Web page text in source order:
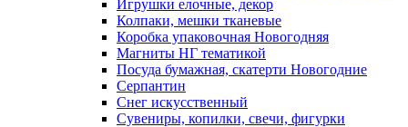
Игрушки елочные, декор
Колпаки, мешки тканевые
Коробка упаковочная Новогодняя
Магниты НГ тематикой
Посуда бумажная, скатерти Новогодние
Серпантин
Снег искусственный
Сувениры, копилки, свечи, фигурки